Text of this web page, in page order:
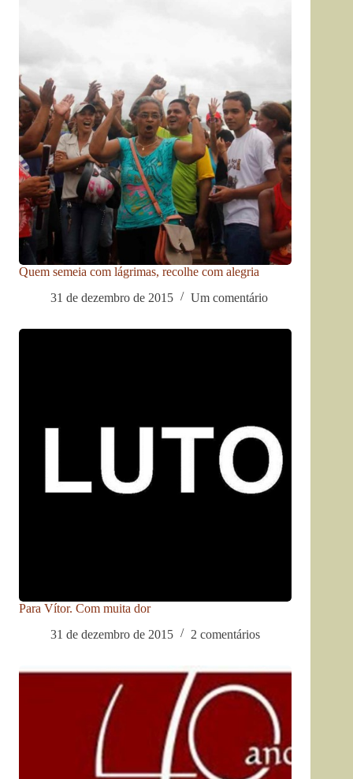
Quem semeia com lágrimas, recolhe com alegria
31 de dezembro de 2015
Um comentário
Para Vítor. Com muita dor
31 de dezembro de 2015
2 comentários